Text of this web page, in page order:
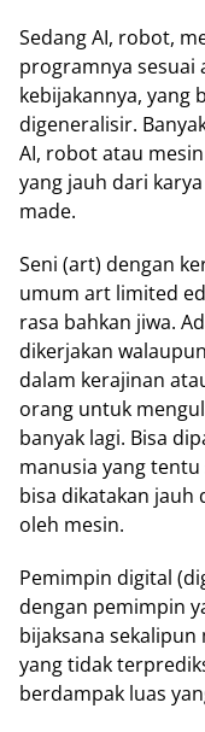
Sedang AI, robot,
programnya sesuai
kebijakannya, yang
digeneralisir.
AI, robot atau
yang jauh dari
made.
Seni (art) dengan
umum art limited
rasa bahkan jiwa.
dikerjakan
dalam kerajinan
orang untuk
banyak lagi. Bisa
manusia yang
bisa dikatakan jauh
oleh mesin.
Pemimpin digital
dengan pemimpin
bijaksana
yang tidak
berdampak luas